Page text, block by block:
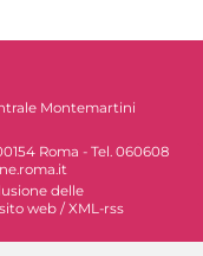
Montemartini
Roma - Tel. 060608
delle
web / XML-rss